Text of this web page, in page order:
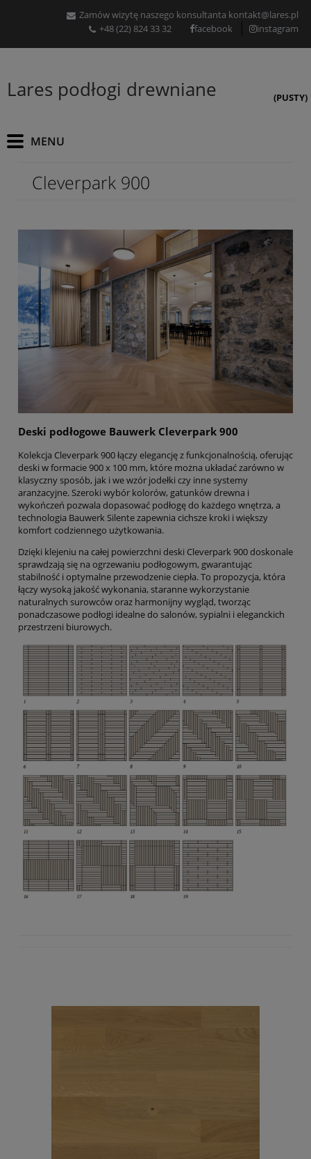
Zamów wizytę naszego konsultanta kontakt@lares.pl
+48 (22) 824 33 32
facebook instagram
Lares podłogi drewniane (PUSTY)
Cleverpark 900
Deski podłogowe Bauwerk Cleverpark 900
Kolekcja Cleverpark 900 łączy elegancję z funkcjonalnością, oferując
deski w formacie 900 x 100 mm, które można układać zarówno w
klasyczny sposób, jak i we wzór jodełki czy inne systemy
aranżacyjne. Szeroki wybór kolorów, gatunków drewna i
wykończeń pozwala dopasować podłogę do każdego wnętrza, a
technologia Bauwerk Silente zapewnia cichsze kroki i większy
komfort codziennego użytkowania.
Dzięki klejeniu na całej powierzchni deski Cleverpark 900 doskonale
sprawdzają się na ogrzewaniu podłogowym, gwarantując
stabilność i optymalne przewodzenie ciepła. To propozycja, która
łączy wysoką jakość wykonania, staranne wykorzystanie
naturalnych surowców oraz harmonijny wygląd, tworząc
ponadczasowe podłogi idealne do salonów, sypialni i eleganckich
przestrzeni biurowych.